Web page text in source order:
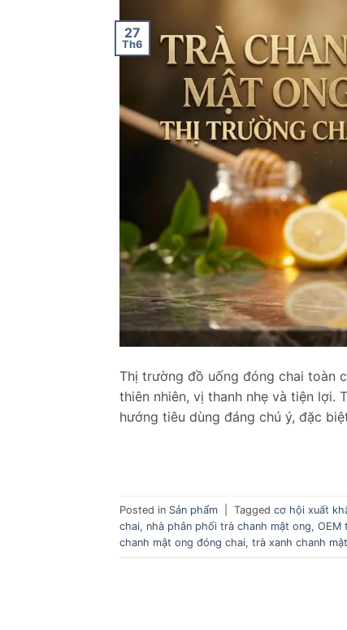
27
Th6
Thị trường đồ uống đóng chai toàn
thiên nhiên, vị thanh nhẹ và tiện lợi.
hướng tiêu dùng đáng chú ý, đặc
Posted in Sản phẩm Tagged cơ hội xuất
chai, nhà phân phối trà chanh mật ong, OEM
chanh mật ong đóng chai, trà xanh chanh